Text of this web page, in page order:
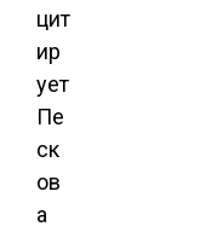
цит
ир
ует
Пе
ск
ов
а